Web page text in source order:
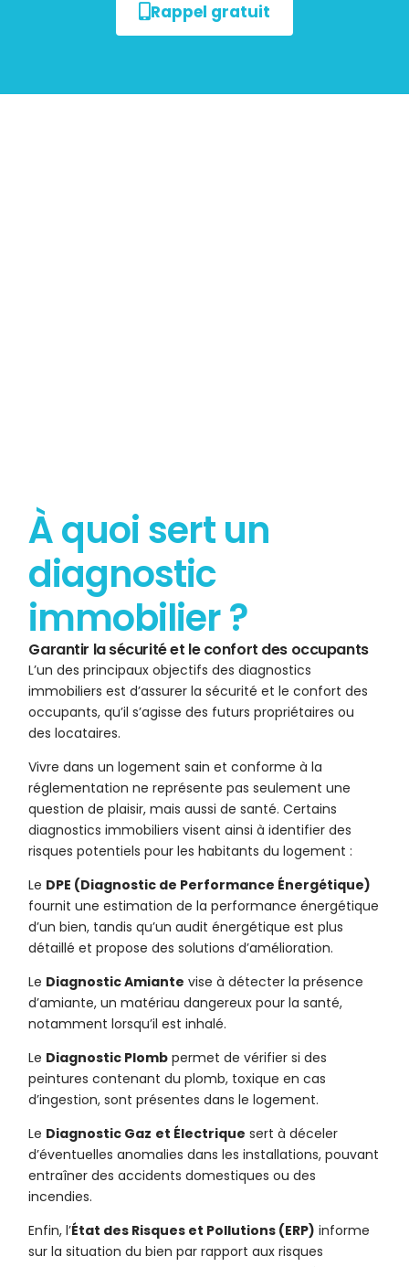
Rappel gratuit
À quoi sert un
diagnostic
immobilier ?
Garantir la sécurité et le confort des occupants
L’un des principaux objectifs des diagnostics
immobiliers est d’assurer la sécurité et le confort des
occupants, qu’il s’agisse des futurs propriétaires ou
des locataires.
Vivre dans un logement sain et conforme à la
réglementation ne représente pas seulement une
question de plaisir, mais aussi de santé. Certains
diagnostics immobiliers visent ainsi à identifier des
risques potentiels pour les habitants du logement :
Le DPE (Diagnostic de Performance Énergétique)
fournit une estimation de la performance énergétique
d’un bien, tandis qu’un audit énergétique est plus
détaillé et propose des solutions d’amélioration.
Le Diagnostic Amiante vise à détecter la présence
d’amiante, un matériau dangereux pour la santé,
notamment lorsqu’il est inhalé.
Le Diagnostic Plomb permet de vérifier si des
peintures contenant du plomb, toxique en cas
d’ingestion, sont présentes dans le logement.
Le Diagnostic Gaz et Électrique sert à déceler
d’éventuelles anomalies dans les installations, pouvant
entraîner des accidents domestiques ou des
incendies.
Enfin, l’État des Risques et Pollutions (ERP) informe
sur la situation du bien par rapport aux risques